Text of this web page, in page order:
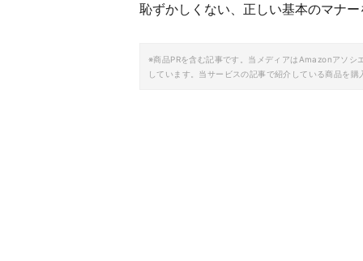
恥ずかしくない、正しい基本のマナ
※商品PRを含む記事です。当メディアはAmazonアソシ
しています。当サービスの記事で紹介している商品を